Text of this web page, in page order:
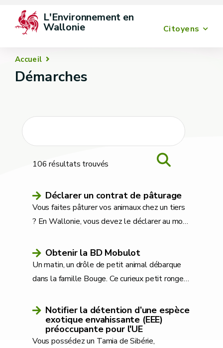
Citoyens
L'Environnement en
Wallonie
Accueil
Démarches
106 résultats trouvés
Déclarer un contrat de pâturage
Vous faites pâturer vos animaux chez un tiers
? En Wallonie, vous devez le déclarer au mo…
Obtenir la BD Mobulot
Un matin, un drôle de petit animal débarque
dans la famille Bouge. Ce curieux petit ronge…
Notifier la détention d’une espèce
exotique envahissante (EEE)
préoccupante pour l'UE
Vous possédez un Tamia de Sibérie,